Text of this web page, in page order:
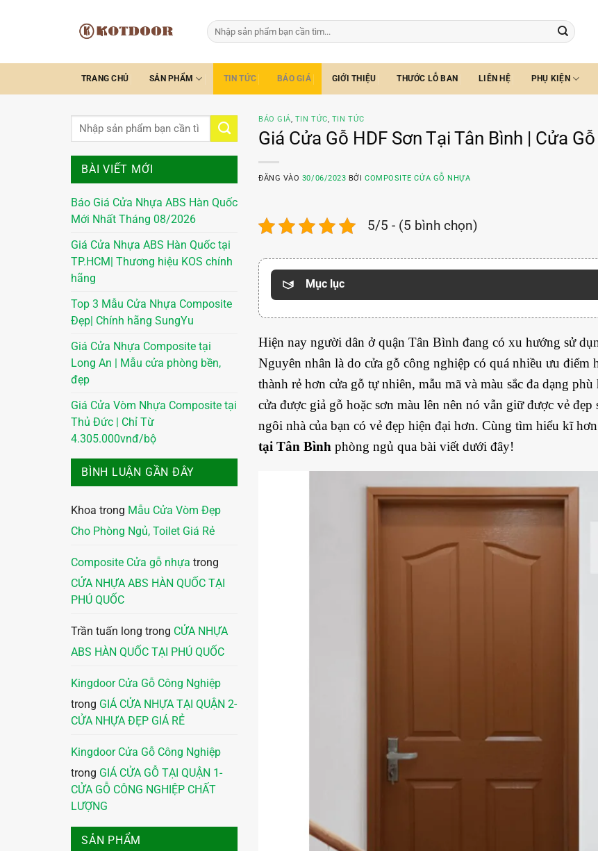
Tìm
kiếm:
TRANG CHỦ SẢN PHẨM TIN TỨC BÁO GIÁ GIỚI THIỆU THƯỚC LỖ BAN LIÊN HỆ PHỤ KIỆN
BÀI VIẾT MỚI
Báo Giá Cửa Nhựa ABS Hàn Quốc
Mới Nhất Tháng 08/2026
Giá Cửa Nhựa ABS Hàn Quốc tại
TP.HCM| Thương hiệu KOS chính
hãng
Top 3 Mẫu Cửa Nhựa Composite
Đẹp| Chính hãng SungYu
Giá Cửa Nhựa Composite tại
Long An | Mẫu cửa phòng bền,
đẹp
Giá Cửa Vòm Nhựa Composite tại
Thủ Đức | Chỉ Từ
4.305.000vnđ/bộ
BÌNH LUẬN GẦN ĐÂY
Khoa trong Mẫu Cửa Vòm Đẹp
Cho Phòng Ngủ, Toilet Giá Rẻ
Composite Cửa gỗ nhựa trong
CỬA NHỰA ABS HÀN QUỐC TẠI
PHÚ QUỐC
Trần tuấn long trong CỬA NHỰA
ABS HÀN QUỐC TẠI PHÚ QUỐC
Kingdoor Cửa Gỗ Công Nghiệp
trong GIÁ CỬA NHỰA TẠI QUẬN 2-
CỬA NHỰA ĐẸP GIÁ RẺ
Kingdoor Cửa Gỗ Công Nghiệp
trong GIÁ CỬA GỖ TẠI QUẬN 1-
CỬA GỖ CÔNG NGHIỆP CHẤT
LƯỢNG
SẢN PHẨM
BÁO GIÁ, TIN TỨC, TIN TỨC
Giá Cửa Gỗ HDF Sơn Tại Tân Bình | Cửa
ĐĂNG VÀO 30/06/2023 BỞICOMPOSITE CỬA GỖ NHỰA
5/5 - (5 bình chọn)
Mục lục
Hiện nay người dân ở quận Tân Bình đang có xu hướng sử
Nguyên nhân là do cửa gỗ công nghiệp có quá nhiều ưu
thành rẻ hơn cửa gỗ tự nhiên, mẫu mã và màu sắc đa dạng
cửa được giả gỗ hoặc sơn màu lên nên nó vẫn giữ được vẻ
ngôi nhà của bạn có vẻ đẹp hiện đại hơn. Cùng tìm hiểu kĩ
tại Tân Bình phòng ngủ qua bài viết dưới đây!